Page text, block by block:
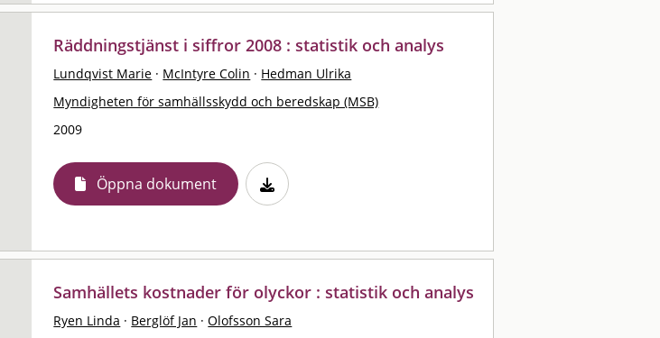
Räddningstjänst i siffror 2008 : statistik och analys
Lundqvist Marie · McIntyre Colin · Hedman Ulrika
Myndigheten för samhällsskydd och beredskap (MSB)
2009
Öppna dokument
Samhällets kostnader för olyckor : statistik och analys
Ryen Linda · Berglöf Jan · Olofsson Sara